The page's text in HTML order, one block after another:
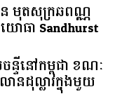
មុតសុក្រឆពណ្ណ
ោធា Sandhurst
ន្ទី​នៅ​កម្ពុជា​ ​ខណៈ​
ន​ដុល្លារ​ក្នុង​មួយ​